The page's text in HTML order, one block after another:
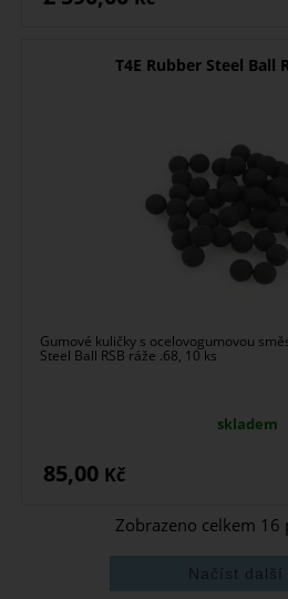
T4E Rubber Steel Ball
Gumové kuličky s ocelovogumovou
Steel Ball RSB ráže .68, 10 ks
skladem
85,00 Kč
Zobrazeno celkem 16